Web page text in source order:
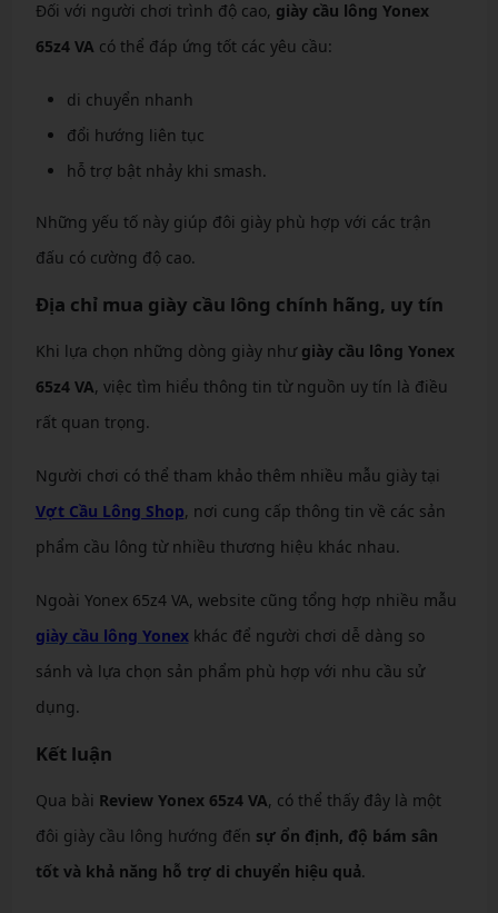
Đối với người chơi trình độ cao, giày cầu lông Yonex
65z4 VA có thể đáp ứng tốt các yêu cầu:
di chuyển nhanh
đổi hướng liên tục
hỗ trợ bật nhảy khi smash.
Những yếu tố này giúp đôi giày phù hợp với các trận
đấu có cường độ cao.
Địa chỉ mua giày cầu lông chính hãng, uy tín
Khi lựa chọn những dòng giày như giày cầu lông Yonex
65z4 VA, việc tìm hiểu thông tin từ nguồn uy tín là điều
rất quan trọng.
Người chơi có thể tham khảo thêm nhiều mẫu giày tại
Vợt Cầu Lông Shop, nơi cung cấp thông tin về các sản
phẩm cầu lông từ nhiều thương hiệu khác nhau.
Ngoài Yonex 65z4 VA, website cũng tổng hợp nhiều mẫu
giày cầu lông Yonexkhác để người chơi dễ dàng so
sánh và lựa chọn sản phẩm phù hợp với nhu cầu sử
dụng.
Kết luận
Qua bài Review Yonex 65z4 VA, có thể thấy đây là một
đôi giày cầu lông hướng đến sự ổn định, độ bám sân
tốt và khả năng hỗ trợ di chuyển hiệu quả.